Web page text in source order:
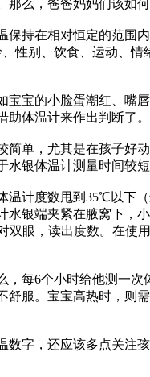
么，爸爸妈妈们该如
持在相对恒定的范围
性别、饮食、运动、
宝的小脸蛋潮红、嘴
体温计来作出判断了。
单，尤其是在孩子好
银体温计测量时间较短
计度数甩到35℃以下
银端夹紧在腋窝下，
眼，读出度数。在使
6个小时给他测一次
服。宝宝高热时，则
，还应该多点关注孩